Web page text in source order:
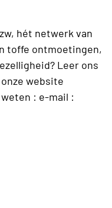
hét netwerk van
toffe ontmoetingen,
Leer ons
website
: e-mail :